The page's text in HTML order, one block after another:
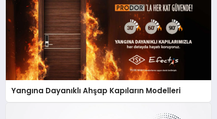
Yangına Dayanıklı Ahşap Kapıların Modelleri